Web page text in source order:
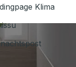
Klima